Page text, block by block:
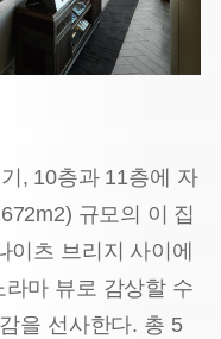
, 10층과 11층에 자
규모의 이 집
이츠 브리지 사이에
마 뷰로 감상할 수
을 선사한다. 총 5